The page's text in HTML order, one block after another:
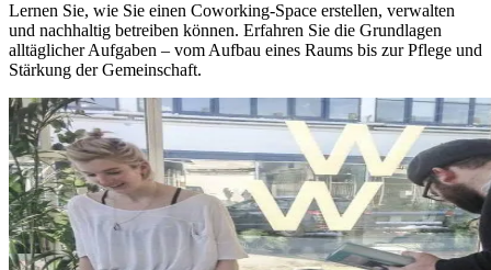
Lernen Sie, wie Sie einen Coworking-Space erstellen, verwalten
und nachhaltig betreiben können. Erfahren Sie die Grundlagen
alltäglicher Aufgaben – vom Aufbau eines Raums bis zur Pflege und
Stärkung der Gemeinschaft.